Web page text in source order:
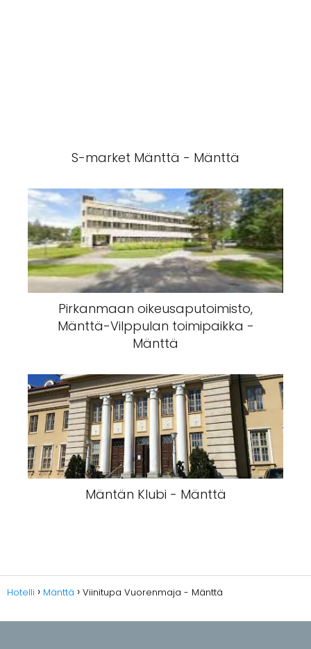
S-market Mänttä - Mänttä
Pirkanmaan oikeusaputoimisto,
Mänttä-Vilppulan toimipaikka -
Mänttä
Mäntän Klubi - Mänttä
Hotelli Mänttä Viinitupa Vuorenmaja - Mänttä